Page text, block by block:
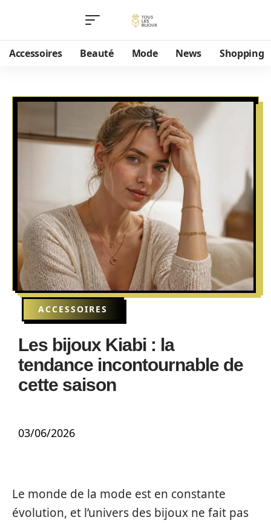
Accessoires Beauté Mode News Shopping
ACCESSOIRES
Les bijoux Kiabi : la
tendance incontournable de
cette saison
03/06/2026
Le monde de la mode est en constante
évolution, et l’univers des bijoux ne fait pas